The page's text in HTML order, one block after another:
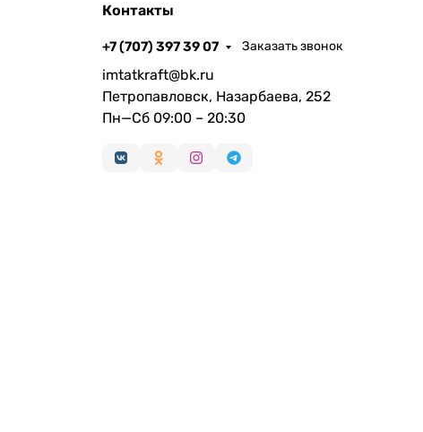
Контакты
+7 (707) 397 39 07 Заказать звонок
imtatkraft@bk.ru
Петропавловск, Назарбаева, 252
Пн—Сб 09:00 – 20:30